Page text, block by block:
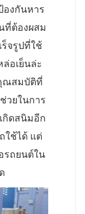
งกันหาร
ที่ต้องผสม
จรูปที่ใช้
อเย็นล่ะ
ณสมบัติที่
วยในการ
กิดสนิมอีก
ใช้ได้ แต่
รถยนต์ใน